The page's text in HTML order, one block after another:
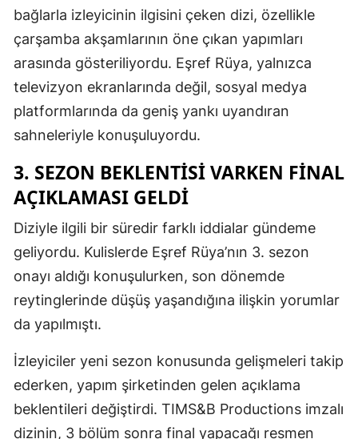
bağlarla izleyicinin ilgisini çeken dizi, özellikle
çarşamba akşamlarının öne çıkan yapımları
arasında gösteriliyordu. Eşref Rüya, yalnızca
televizyon ekranlarında değil, sosyal medya
platformlarında da geniş yankı uyandıran
sahneleriyle konuşuluyordu.
3. SEZON BEKLENTISI VARKEN FINAL
AÇIKLAMASI GELDI
Diziyle ilgili bir süredir farklı iddialar gündeme
geliyordu. Kulislerde Eşref Rüya’nın 3. sezon
onayı aldığı konuşulurken, son dönemde
reytinglerinde düşüş yaşandığına ilişkin yorumlar
da yapılmıştı.
İzleyiciler yeni sezon konusunda gelişmeleri takip
ederken, yapım şirketinden gelen açıklama
beklentileri değiştirdi. TIMS&B Productions imzalı
dizinin, 3 bölüm sonra final yapacağı resmen